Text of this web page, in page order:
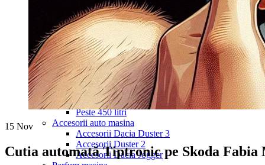
Navigație Skoda Octavia 1
Navigație Skoda Octavia 2
Navigație Skoda Octavia 3
Navigație Skoda Rapid
Navigație Skoda Superb 1
Navigație Skoda Superb 2
Navigație Toyota Avensis T25
Portbagaj Plafon Auto
Sub 350 Litri
Peste 350 Litri
Peste 450 litri
Accesorii auto masina
Accesorii Dacia Duster 3
Accesorii Duster 2
Accesorii Dacia Jogger
15 Nov
Cutia automată Tiptronic pe Skoda